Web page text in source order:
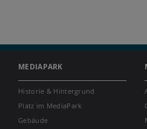
MEDIAPARK
Historie & Hintergrund
Platz im MediaPark
Gebäude